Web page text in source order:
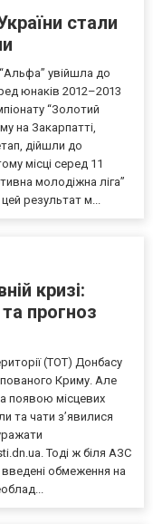
стали
увійшла до
юнаків 2012–2013
“Золотий
на Закарпатті,
дійшли до
місці серед 11
молодіжна ліга”
результат м...
кризі:
прогноз
(ТОТ) Донбасу
Криму. Але
появою місцевих
та чати з’явилися
Тоді ж біля АЗС
обмеження на